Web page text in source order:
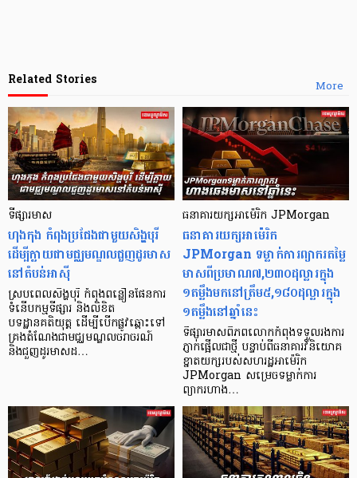
More
Related Stories
ទីផ្សារមាស
ហុងកុង កំពុងប្រជែងជាមួយសិង្ហបុរី
ដើម្បីក្លាយជាមជ្ឈមណ្ឌលជួញដូរមាស
នៅតំបន់អាស៊ី
ស្របពេលសិង្ហបុរី កំពុងពន្លឿនផែនការ
ទំនើបកម្មទីផ្សារ និងលិខិត
បទដ្ឋានគតិយុត្ត ដើម្បីបើកផ្លូវឆ្ពោះទៅ
គ្រងតំណែងជាមជ្ឈមណ្ឌលចរាចរណ៍
និងជួញដូរមាសដ…
​ធនាគារយក្ស​អាម៉េរិក JPMorgan
​ធនាគារយក្ស​អាម៉េរិក
JPMorgan ទម្លាក់ការព្យាករតម្លៃ
មាសពីប្រមាណ៧,២៣០ដុល្លារក្នុង​
១តម្លឹង​មកនៅ​ត្រឹម៥,១៨០ដុល្លារក្នុង​
១តម្លឹង​នៅឆ្នាំនេះ
ទីផ្សារមាសពិភពលោកកំពុងទទួលរងការ
ភ្ញាក់ផ្អើលជាថ្មី បន្ទាប់ពីធនាគារវិនិយោគ
ខ្នាតយក្សរបស់​សហ​រដ្ឋអាម៉េរិក
JPMorgan សម្រេចទម្លាក់ការ
ព្យាករហាង…